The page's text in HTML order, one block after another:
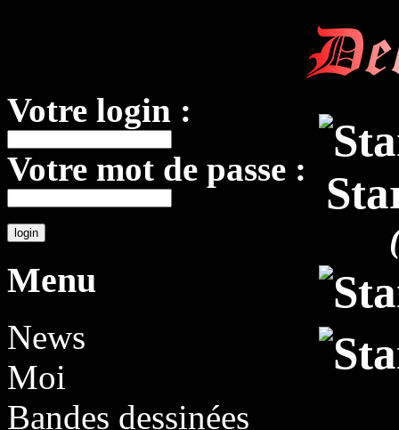
Votre login :
Votre mot de passe :
Menu
News
Moi
Bandes dessinées